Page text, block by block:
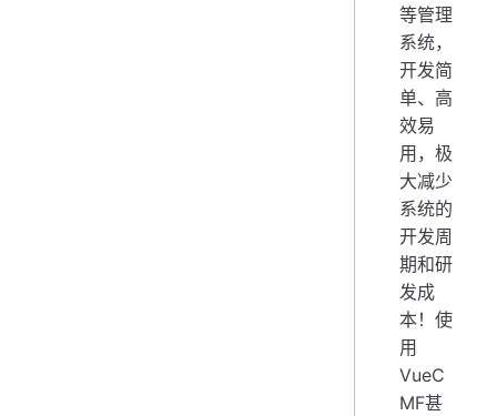
等管理
系统，
开发简
单、高
效易
用，极
大减少
系统的
开发周
期和研
发成
本！使
用
VueC
MF甚